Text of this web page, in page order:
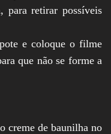
para retirar possíveis
e coloque o filme
que não se forme a
creme de baunilha no